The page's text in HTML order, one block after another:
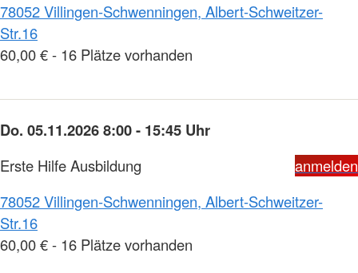
78052 Villingen-Schwenningen, Albert-Schweitzer-
Str.16
60,00 € - 16 Plätze vorhanden
Do. 05.11.2026 8:00 - 15:45 Uhr
Erste Hilfe Ausbildung
anmelden
78052 Villingen-Schwenningen, Albert-Schweitzer-
Str.16
60,00 € - 16 Plätze vorhanden